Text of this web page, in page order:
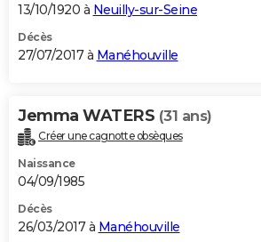
13/10/1920 à Neuilly-sur-Seine
Décès
27/07/2017 à Manéhouville
Jemma WATERS (31 ans)
Créer une cagnotte obsèques
Naissance
04/09/1985
Décès
26/03/2017 à Manéhouville